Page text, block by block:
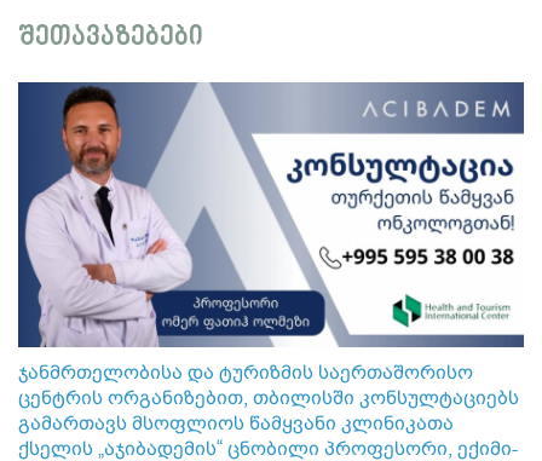
შეთავაზებები
ჯანმრთელობისა და ტურიზმის საერთაშორისო
ცენტრის ორგანიზებით, თბილისში კონსულტაციებს
გამართავს მსოფლიოს წამყვანი კლინიკათა
ქსელის „აჯიბადემის“ ცნობილი პროფესორი, ექიმი-